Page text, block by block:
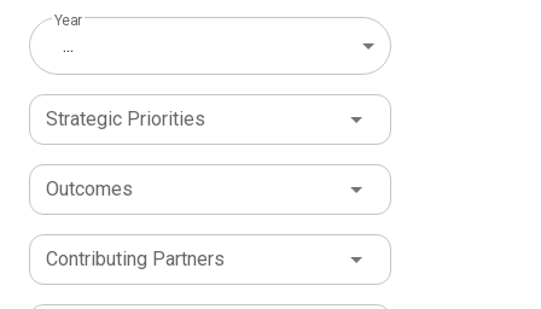
Year
...
Strategic Priorities
Outcomes
Contributing Partners